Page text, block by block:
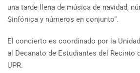
una tarde llena de música de navidad,
Sinfónica y números en conjunto”.
El concierto es coordinado por la
al Decanato de Estudiantes del Recinto
UPR.